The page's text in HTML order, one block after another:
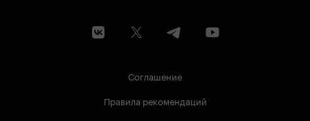
Соглашение
Правила рекомендаций